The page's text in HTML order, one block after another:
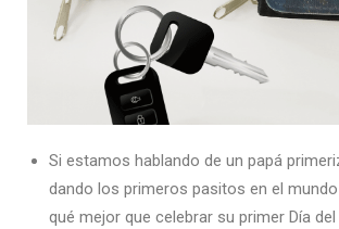
Si estamos hablando de un papá
dando los primeros pasitos en el
qué mejor que celebrar su primer Día